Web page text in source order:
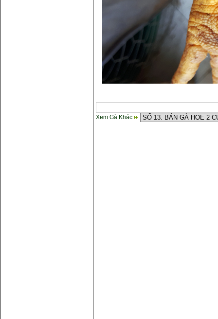
Xem Gà Khác